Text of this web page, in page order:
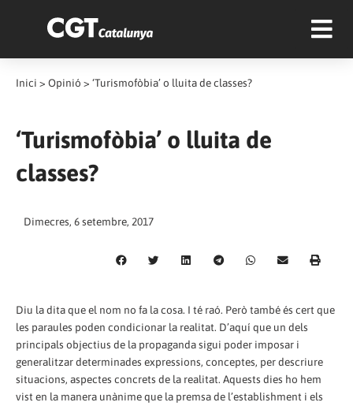
Inici > Opinió > ‘Turismofòbia’ o lluita de classes?
‘Turismofòbia’ o lluita de
classes?
Dimecres, 6 setembre, 2017
Diu la dita que el nom no fa la cosa. I té raó. Però també és cert que
les paraules poden condicionar la realitat. D’aquí que un dels
principals objectius de la propaganda sigui poder imposar i
generalitzar determinades expressions, conceptes, per descriure
situacions, aspectes concrets de la realitat. Aquests dies ho hem
vist en la manera unànime que la premsa de l’establishment i els